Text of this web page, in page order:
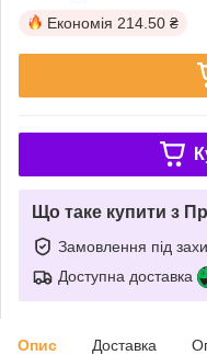
Економія 214.50 ₴
Що таке купити з
Замовлення під
Доступна доставка
Опис Доставка